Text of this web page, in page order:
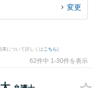
者さんにおすすめです。変更
果について詳しくは こちら)
62件中 1-30件を表示